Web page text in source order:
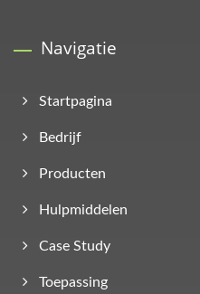
Navigatie
Startpagina
Bedrijf
Producten
Hulpmiddelen
Case Study
Toepassing